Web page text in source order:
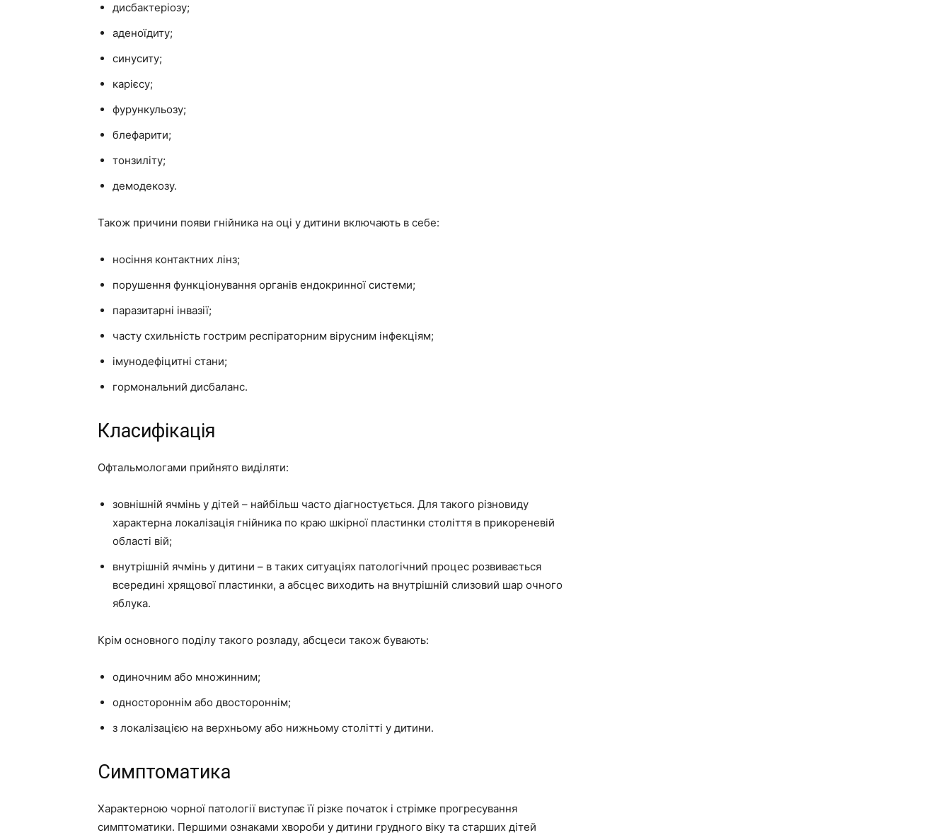
дисбактеріозу;
аденоїдиту;
синуситу;
карієсу;
фурункульозу;
блефарити;
тонзиліту;
демодекозу.
Також причини появи гнійника на оці у дитини включають в себе:
носіння контактних лінз;
порушення функціонування органів ендокринної системи;
паразитарні інвазії;
часту схильність гострим респіраторним вірусним інфекціям;
імунодефіцитні стани;
гормональний дисбаланс.
Класифікація
Офтальмологами прийнято виділяти:
зовнішній ячмінь у дітей – найбільш часто діагностується. Для такого різновиду
характерна локалізація гнійника по краю шкірної пластинки століття в прикореневій
області вій;
внутрішній ячмінь у дитини – в таких ситуаціях патологічний процес розвивається
всередині хрящової пластинки, а абсцес виходить на внутрішній слизовий шар очного
яблука.
Крім основного поділу такого розладу, абсцеси також бувають:
одиночним або множинним;
одностороннім або двостороннім;
з локалізацією на верхньому або нижньому столітті у дитини.
Симптоматика
Характерною чорної патології виступає її різке початок і стрімке прогресування
симптоматики. Першими ознаками хвороби у дитини грудного віку та старших дітей